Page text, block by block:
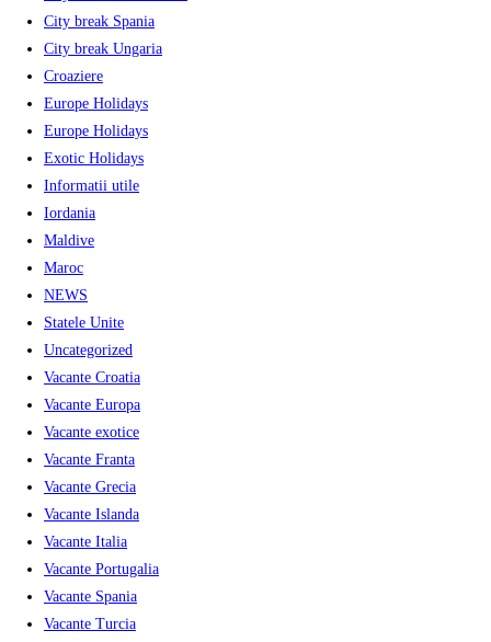
City break Spania
City break Ungaria
Croaziere
Europe Holidays
Europe Holidays
Exotic Holidays
Informatii utile
Iordania
Maldive
Maroc
NEWS
Statele Unite
Uncategorized
Vacante Croatia
Vacante Europa
Vacante exotice
Vacante Franta
Vacante Grecia
Vacante Islanda
Vacante Italia
Vacante Portugalia
Vacante Spania
Vacante Turcia